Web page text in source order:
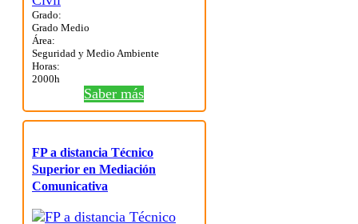
Grado:
Grado Medio
Área:
Seguridad y Medio Ambiente
Horas:
2000h
Saber más
FP a distancia Técnico
Superior en Mediación
Comunicativa